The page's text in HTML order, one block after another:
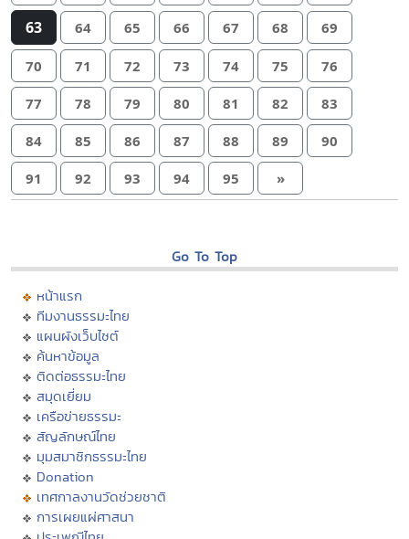
63 64 65 66 67 68 69
70 71 72 73 74 75 76
77 78 79 80 81 82 83
84 85 86 87 88 89 90
91 92 93 94 95 »
Go To Top
หน้าแรก
ทีมงานธรรมะไทย
แผนผังเว็บไซต์
ค้นหาข้อมูล
ติดต่อธรรมะไทย
สมุดเยี่ยม
เครือข่ายธรรมะ
สัญลักษณ์ไทย
มุมสมาชิกธรรมะไทย
Donation
เทศกาลงานวัดช่วยชาติ
การเผยแผ่ศาสนา